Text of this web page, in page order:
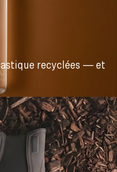
recyclées — et